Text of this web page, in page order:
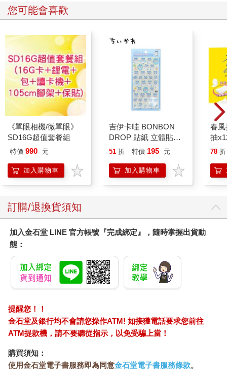
您可能會喜歡
《單眼相機/微單眼》
SD16G超值套餐組
特價 990 元
加入購物車
吉伊卡哇 BONBON
DROP 貼紙 立體貼紙
水晶貼紙 手帳貼 裝飾
兔兔 Chiikawa
51 折 特價 195 元
加入購物車
春風
抽
78 折
訂購/退換貨須知
加入金石堂 LINE 官方帳號『完成綁定』，隨時掌握出貨動
態：
提醒您！！
金石堂及銀行均不會請您操作ATM! 如接獲電話要求您前往
ATM提款機，請不要聽從指示，以免受騙上當！
購買須知：
使用金石堂電子書服務即為同意金石堂電子書服務條款。